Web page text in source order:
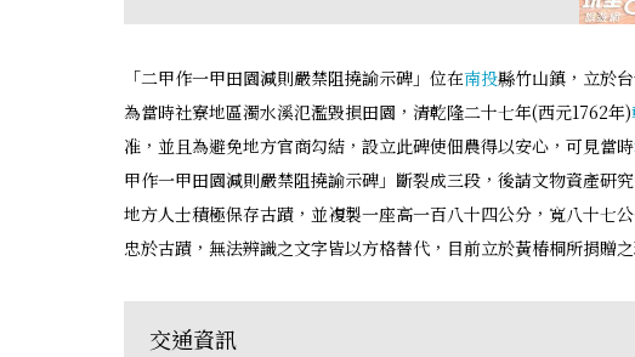
「二甲作一甲田園減則嚴禁阻撓諭示碑」位在南投縣竹山鎮，立於
為當時社寮地區濁水溪氾濫毀損田園，清乾隆二十七年(西元1762年)
准，並且為避免地方官商勾結，設立此碑使佃農得以安心，可見當時
甲作一甲田園減則嚴禁阻撓諭示碑」斷裂成三段，後請文物資產研
地方人士積極保存古蹟，並複製一座高一百八十四公分，寬八十七
忠於古蹟，無法辨識之文字皆以方格替代，目前立於黃椿桐所捐贈之
交通資訊